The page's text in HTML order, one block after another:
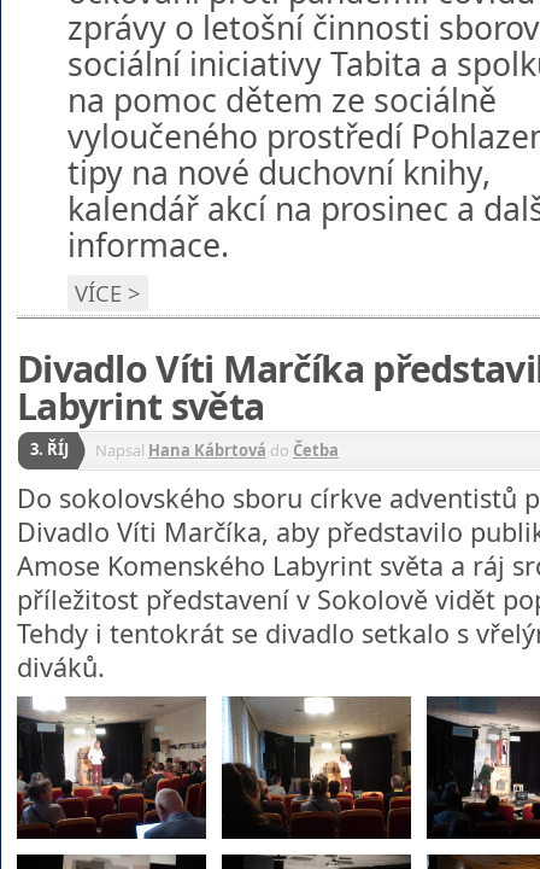
zprávy o letošní činnosti
sociální iniciativy Tabita a
na pomoc dětem ze sociálně
vyloučeného prostředí
tipy na nové duchovní knihy,
kalendář akcí na prosinec a
informace.
VÍCE >
Divadlo Víti Marčíka
Labyrint světa
3. ŘÍJ Napsal Hana Kábrtová do Četba
Do sokolovského sboru církve adventistů
Divadlo Víti Marčíka, aby představilo
Amose Komenského Labyrint světa a ráj
příležitost představení v Sokolově vidět
Tehdy i tentokrát se divadlo setkalo s
diváků.